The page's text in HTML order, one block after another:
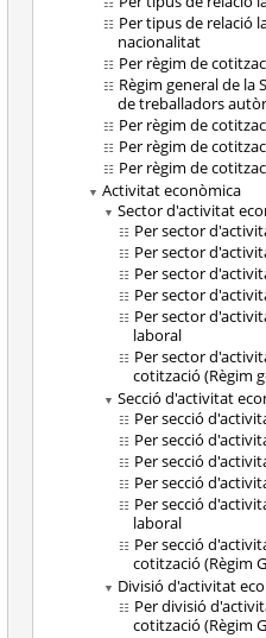
Per tipus de relació
nacionalitat
Per règim de
Règim general de la
de treballadors
Per règim de
Per règim de
Per règim de
Activitat econòmica
Sector d'activitat
Per sector
Per sector
Per sector
Per sector
Per sector
laboral
Per sector
cotització (Règim
Secció d'activitat
Per secció
Per secció
Per secció
Per secció
Per secció
laboral
Per secció
cotització (Règim
Divisió d'activitat
Per divisió
cotització (Règim